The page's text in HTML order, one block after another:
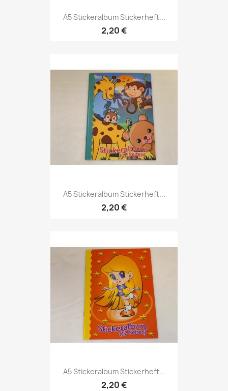
A5 Stickeralbum Stickerheft...
2,20 €
A5 Stickeralbum Stickerheft...
2,20 €
A5 Stickeralbum Stickerheft...
2,20 €